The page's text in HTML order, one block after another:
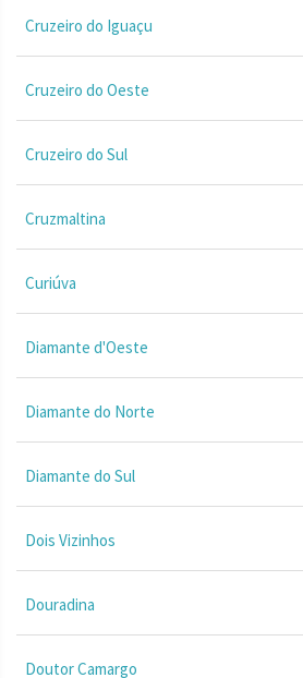
Cruzeiro do Iguaçu
Cruzeiro do Oeste
Cruzeiro do Sul
Cruzmaltina
Curiúva
Diamante d'Oeste
Diamante do Norte
Diamante do Sul
Dois Vizinhos
Douradina
Doutor Camargo